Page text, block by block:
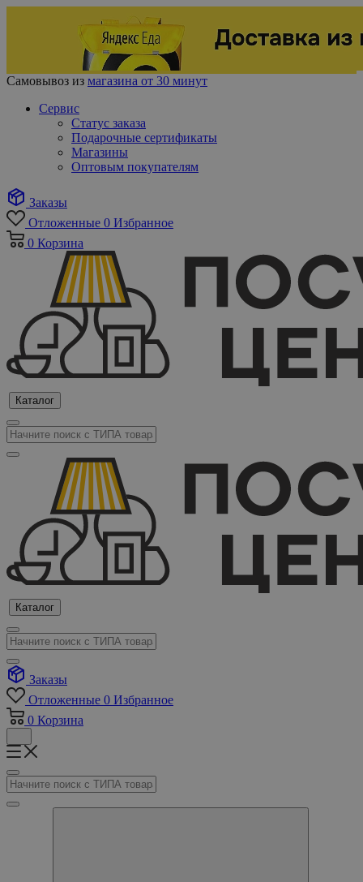
Самовывоз из магазина от 30 минут
Сервис
Статус заказа
Подарочные сертификаты
Магазины
Оптовым покупателям
Заказы
Отложенные 0 Избранное
0 Корзина
Каталог
Каталог
Заказы
Отложенные 0 Избранное
0 Корзина